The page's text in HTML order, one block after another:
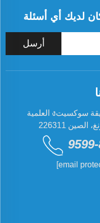
لديك أي أسئلة
أرسل
Add: #19 طريق زهوسونغ، حديقة سوكسيتง العلمية
226311